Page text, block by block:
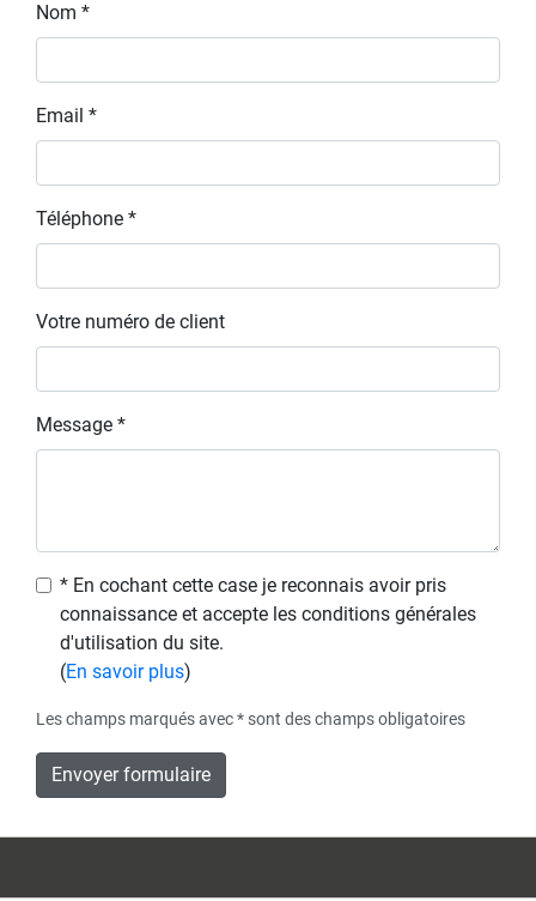
Nom *
Email *
Téléphone *
Votre numéro de client
Message *
* En cochant cette case je reconnais avoir pris
connaissance et accepte les conditions générales
d'utilisation du site.
(En savoir plus)
Les champs marqués avec * sont des champs obligatoires
Envoyer formulaire